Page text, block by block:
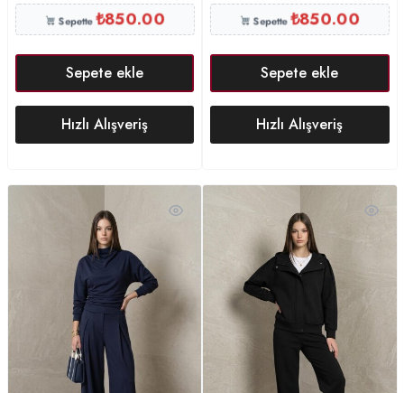
Sepette₺850.00
Sepete ekle
Hızlı Alışveriş
Sepette₺850.00
Sepete ekle
Hızlı Alışveriş